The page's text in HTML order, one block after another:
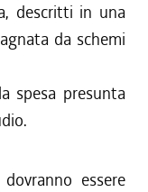
descritti in una
da schemi
spesa presunta
essere